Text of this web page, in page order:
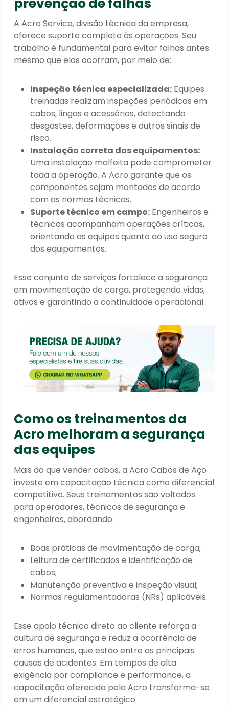
A Acro Service, divisão técnica da empresa,
oferece suporte completo às operações. Seu
trabalho é fundamental para evitar falhas antes
mesmo que elas ocorram, por meio de:
Inspeção técnica especializada: Equipes
treinadas realizam inspeções periódicas em
cabos, lingas e acessórios, detectando
desgastes, deformações e outros sinais de
risco.
Instalação correta dos equipamentos:
Uma instalação malfeita pode comprometer
toda a operação. A Acro garante que os
componentes sejam montados de acordo
com as normas técnicas.
Suporte técnico em campo: Engenheiros e
técnicos acompanham operações críticas,
orientando as equipes quanto ao uso seguro
dos equipamentos.
Esse conjunto de serviços fortalece a segurança
em movimentação de carga, protegendo vidas,
ativos e garantindo a continuidade operacional.
Como os treinamentos da
Acro melhoram a segurança
das equipes
Mais do que vender cabos, a Acro Cabos de Aço
investe em capacitação técnica como diferencial
competitivo. Seus treinamentos são voltados
para operadores, técnicos de segurança e
engenheiros, abordando:
Boas práticas de movimentação de carga;
Leitura de certificados e identificação de
cabos;
Manutenção preventiva e inspeção visual;
Normas regulamentadoras (NRs) aplicáveis.
Esse apoio técnico direto ao cliente reforça a
cultura de segurança e reduz a ocorrência de
erros humanos, que estão entre as principais
causas de acidentes. Em tempos de alta
exigência por compliance e performance, a
capacitação oferecida pela Acro transforma-se
em um diferencial estratégico.